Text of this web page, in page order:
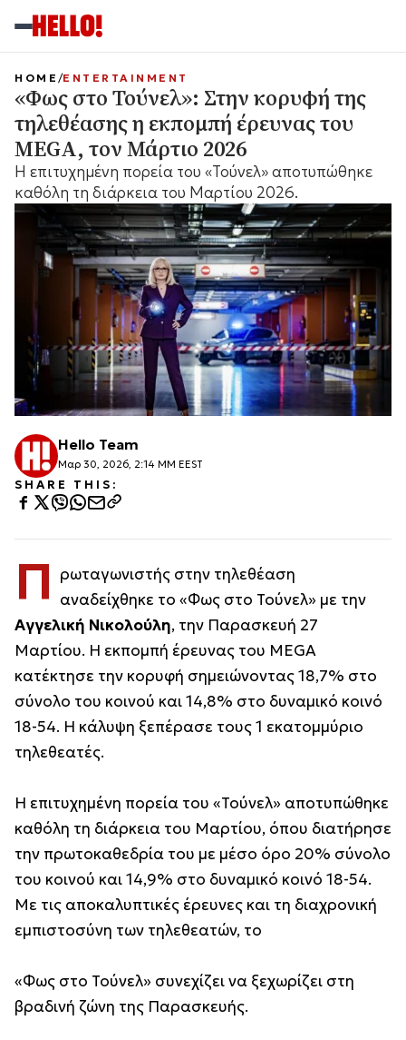
HOME ENTERTAINMENT
«Φως στο Τούνελ»: Στην κορυφή της
τηλεθέασης η εκπομπή έρευνας του
MEGA, τον Μάρτιο 2026
Η επιτυχημένη πορεία του «Τούνελ» αποτυπώθηκε
καθόλη τη διάρκεια του Μαρτίου 2026.
Hello Team
Μαρ 30, 2026, 2:14 ΜΜ EEST
SHARE THIS:
Π ρωταγωνιστής στην τηλεθέαση
αναδείχθηκε το «Φως στο Τούνελ» με την
Αγγελική Νικολούλη, την Παρασκευή 27
Μαρτίου. Η εκπομπή έρευνας του MEGA
κατέκτησε την κορυφή σημειώνοντας 18,7% στο
σύνολο του κοινού και 14,8% στο δυναμικό κοινό
18-54. Η κάλυψη ξεπέρασε τους 1 εκατομμύριο
τηλεθεατές.
Η επιτυχημένη πορεία του «Τούνελ» αποτυπώθηκε
καθόλη τη διάρκεια του Μαρτίου, όπου διατήρησε
την πρωτοκαθεδρία του με μέσο όρο 20% σύνολο
του κοινού και 14,9% στο δυναμικό κοινό 18-54.
Με τις αποκαλυπτικές έρευνες και τη διαχρονική
εμπιστοσύνη των τηλεθεατών, το
«Φως στο Τούνελ» συνεχίζει να ξεχωρίζει στη
βραδινή ζώνη της Παρασκευής.